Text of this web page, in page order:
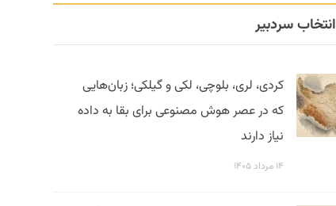
انتخاب سردبیر
کردی، لری، بلوچی، لکی و گیلکی؛ زبان‌هایی
که در عصر هوش مصنوعی برای بقا به داده
نیاز دارند
۱۴ مرداد ۱۴۰۵